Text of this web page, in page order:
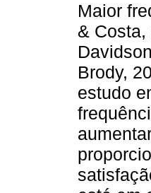
Maior
& Costa,
Brody,
estudo